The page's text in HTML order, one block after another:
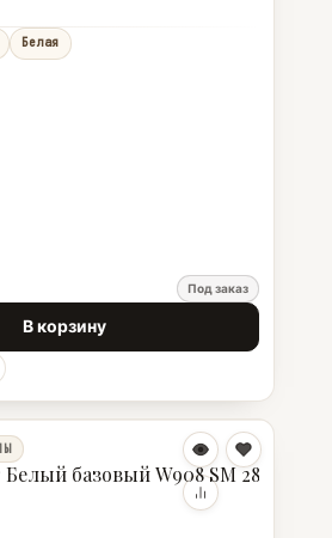
Белая
Под заказ
В корзину
базовый W908 SM 28